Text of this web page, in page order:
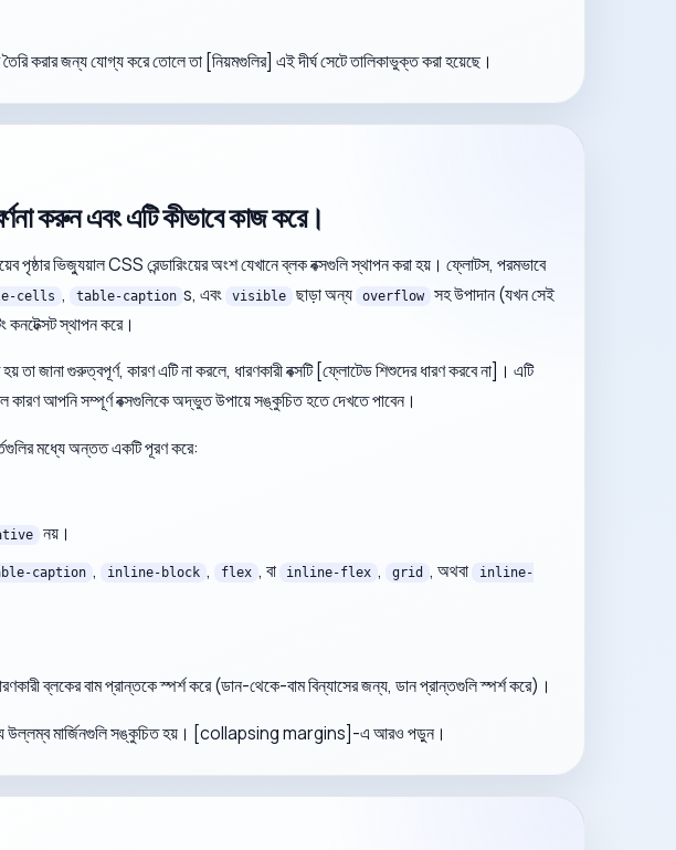
তৈরি করার জন্য যোগ্য করে তোলে তা [নিয়মগুলির] এই দীর্ঘ সেটে তালিকাভুক্ত করা হয়েছে।
করুন এবং এটি কীভাবে কাজ করে।
পৃষ্ঠার ভিজ্যুয়াল CSS রেন্ডারিংয়ের অংশ যেখানে ব্লক বক্সগুলি স্থাপন করা হয়। ফ্লোটস, পরমভাবে
cells , table-caption s, এবং visible ছাড়া অন্য overflow
সহ উপাদান (যখন সেই
কনটেক্সট স্থাপন করে।
তা জানা গুরুত্বপূর্ণ, কারণ এটি না করলে, ধারণকারী বক্সটি [ফ্লোটেড শিশুদের ধারণ করবে না]। এটি
আপনি সম্পূর্ণ বক্সগুলিকে অদ্ভুত উপায়ে সঙ্কুচিত হতে দেখতে পাবেন।
মধ্যে অন্তত একটি পূরণ করে:
নয়।
caption , inline-block , flex , বা inline-flex , grid , অথবা
inline-
ব্লকের বাম প্রান্তকে স্পর্শ করে (ডান-থেকে-বাম বিন্যাসের জন্য, ডান প্রান্তগুলি স্পর্শ করে)।
উল্লম্ব মার্জিনগুলি সঙ্কুচিত হয়। [collapsing margins]-এ আরও পড়ুন।